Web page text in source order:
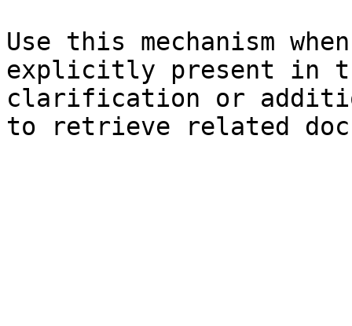
Use this mechanism
explicitly present in
clarification or